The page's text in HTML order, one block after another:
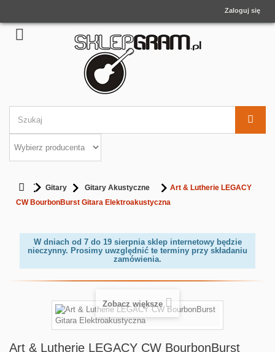
Zaloguj się
Gitary Gitary Akustyczne
Art & Lutherie LEGACY
CW BourbonBurst Gitara Elektroakustyczna
W dniach od 7 do 19 sierpnia sklep internetowy będzie
nieczynny. Prosimy uwzględnić te terminy przy składaniu
zamówienia.
Zobacz większe
Art & Lutherie LEGACY CW BourbonBurst